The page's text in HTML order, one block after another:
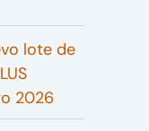
lote de
2026